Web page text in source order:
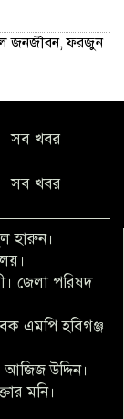
জনজীবন, ফরজুন
প্রধান শিক্ষক
মানবতার
মনি
হলেন
সব খবর
সব খবর
হারুন।
জেলা পরিষদ
এমপি হবিগঞ্জ
আজিজ উদ্দিন।
মনি।